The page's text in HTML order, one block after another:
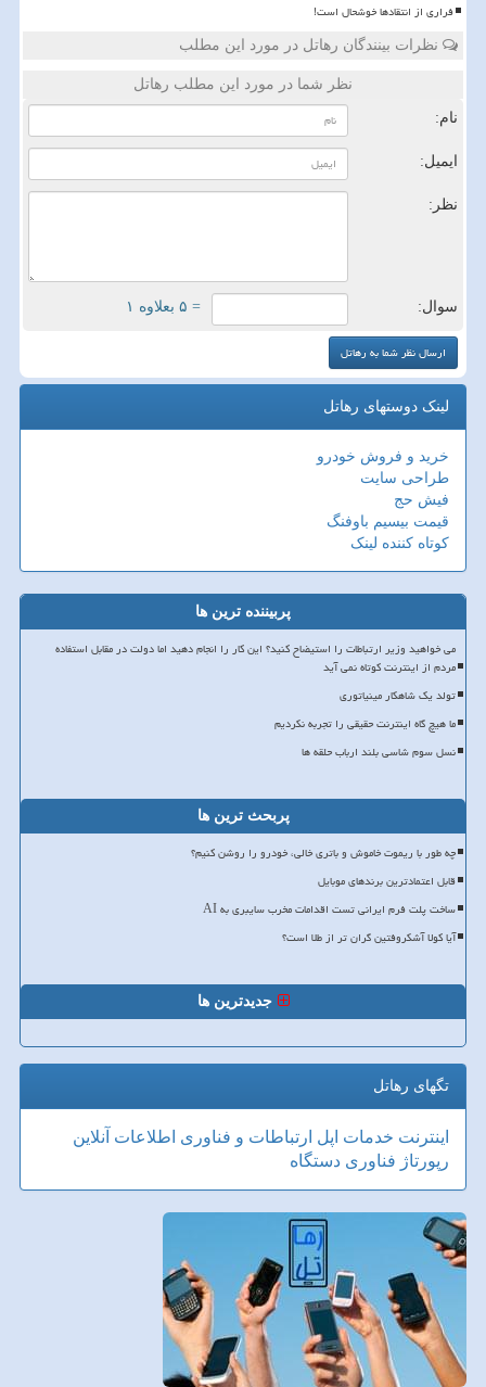
فراری از انتقادها خوشحال است!
نظرات بینندگان رهاتل در مورد این مطلب
نظر شما در مورد این مطلب رهاتل
نام:
ایمیل:
نظر:
سوال: = ۵ بعلاوه ۱
لینک دوستهای رهاتل
خرید و فروش خودرو
طراحی سایت
فیش حج
قیمت بیسیم باوفنگ
کوتاه کننده لینک
پربیننده ترین ها
می خواهید وزیر ارتباطات را استیضاح کنید؟ این کار را انجام دهید اما دولت در مقابل استفاده
مردم از اینترنت کوتاه نمی آید
تولد یک شاهکار مینیاتوری
ما هیچ گاه اینترنت حقیقی را تجربه نکردیم
نسل سوم شاسی بلند ارباب حلقه ها
پربحث ترین ها
چه طور با ریموت خاموش و باتری خالی، خودرو را روشن کنیم؟
قابل اعتمادترین برندهای موبایل
ساخت پلت فرم ایرانی تست اقدامات مخرب سایبری به AI
آیا کولا آشکروفتین گران تر از طلا است؟
جدیدترین ها
تگهای رهاتل
اینترنت خدمات اپل ارتباطات و فناوری اطلاعات آنلاین
رپورتاژ فناوری دستگاه